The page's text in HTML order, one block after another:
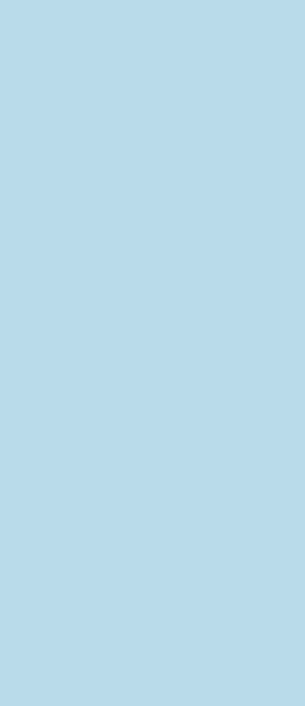
výživa, mindfulness a zdravý
Staráme se a zajímáme o celého člověka,
na skutečných hodnotách. Podcast si
Možná pochopíte, proč ho následujeme a